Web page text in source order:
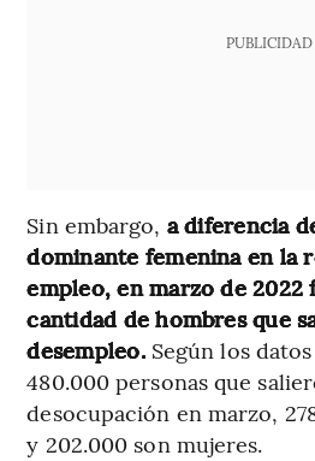
PUBLICIDAD
Sin embargo, a diferencia
dominante femenina en la
empleo, en marzo de 2022
cantidad de hombres que
desempleo.Según los
480.000 personas que
desocupación en marzo,
y 202.000 son mujeres.